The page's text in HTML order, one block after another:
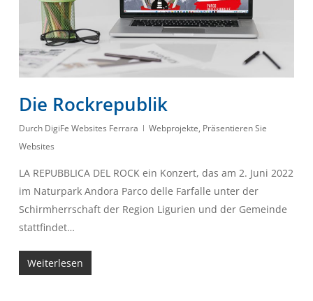
Die Rockrepublik
Durch DigiFe Websites Ferrara Webprojekte, Präsentieren Sie
Websites
LA REPUBBLICA DEL ROCK ein Konzert, das am 2. Juni 2022
im Naturpark Andora Parco delle Farfalle unter der
Schirmherrschaft der Region Ligurien und der Gemeinde
stattfindet…
Weiterlesen